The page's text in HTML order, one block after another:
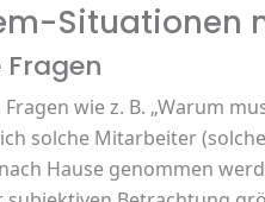
Situationen
wie z. B. „Warum
solche Mitarbeiter
Hause genommen